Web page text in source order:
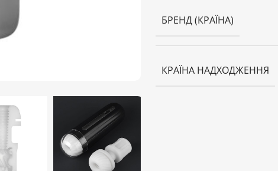
БРЕНД (КРАЇНА)
КРАЇНА НАДХОДЖЕННЯ